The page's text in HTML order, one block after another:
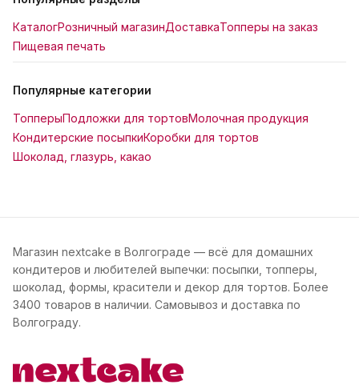
КаталогРозничный магазинДоставкаТопперы на заказ
Пищевая печать
Популярные категории
ТопперыПодложки для тортовМолочная продукция
Кондитерские посыпкиКоробки для тортов
Шоколад, глазурь, какао
Магазин nextcake в Волгограде — всё для домашних
кондитеров и любителей выпечки: посыпки, топперы,
шоколад, формы, красители и декор для тортов. Более
3400 товаров в наличии. Самовывоз и доставка по
Волгограду.